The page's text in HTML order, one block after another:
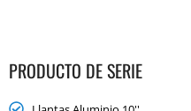
PRODUCTO DE SERIE